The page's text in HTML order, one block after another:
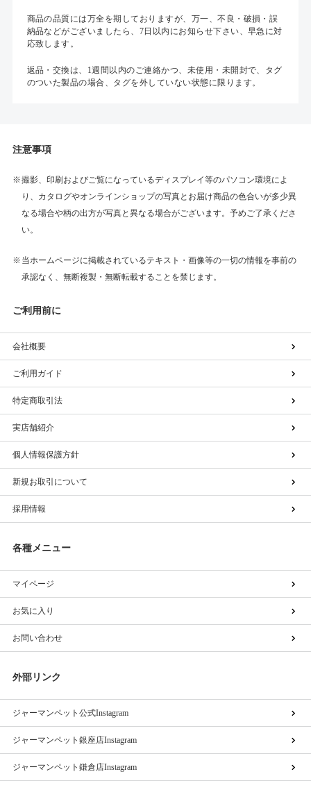
商品の品質には万全を期しておりますが、万一、不良・破損・誤
納品などがございましたら、7日以内にお知らせ下さい、早急に対
応致します。
返品・交換は、1週間以内のご連絡かつ、未使用・未開封で、タグ
のついた製品の場合、タグを外していない状態に限ります。
注意事項
撮影、印刷およびご覧になっているディスプレイ等のパソコン環境によ
り、カタログやオンラインショップの写真とお届け商品の色合いが多少異
なる場合や柄の出方が写真と異なる場合がございます。予めご了承くださ
い。
当ホームページに掲載されているテキスト・画像等の一切の情報を事前の
承認なく、無断複製・無断転載することを禁じます。
ご利用前に
会社概要
ご利用ガイド
特定商取引法
実店舗紹介
個人情報保護方針
新規お取引について
採用情報
各種メニュー
マイページ
お気に入り
お問い合わせ
外部リンク
ジャーマンペット公式Instagram
ジャーマンペット銀座店Instagram
ジャーマンペット鎌倉店Instagram